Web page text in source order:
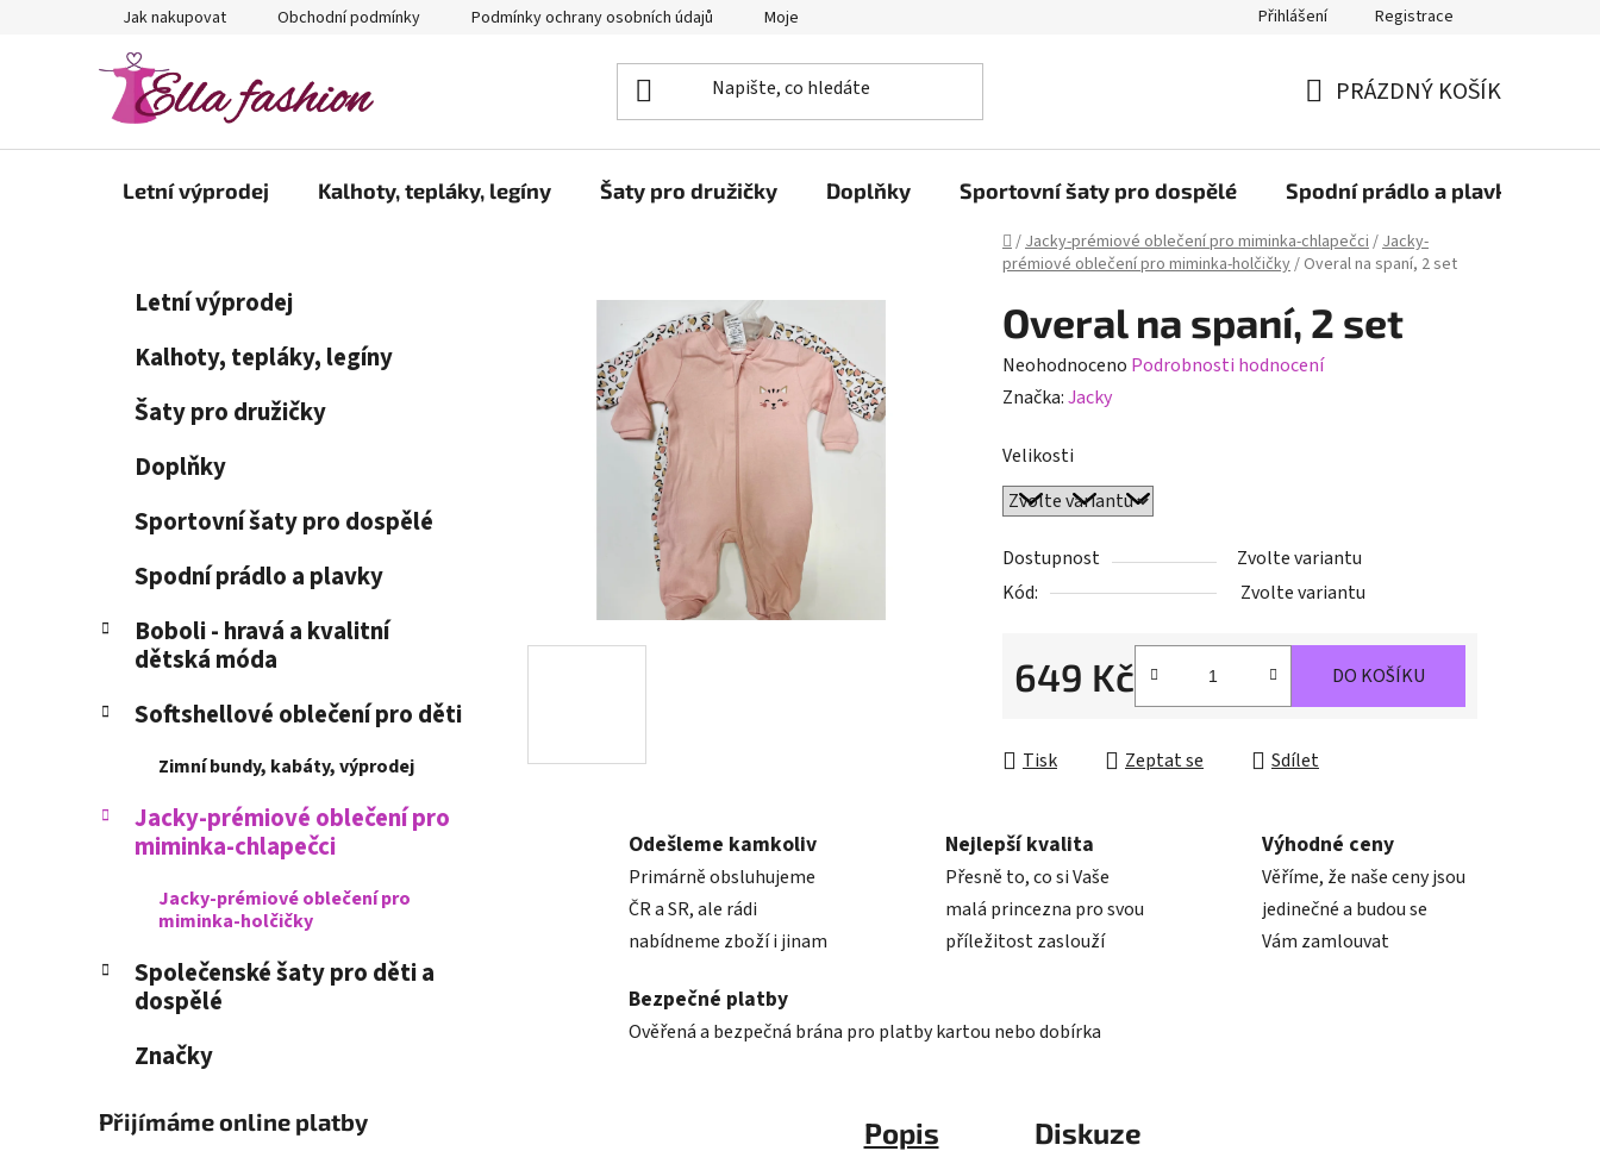
Jak nakupovat Obchodní podmínky Podmínky ochrany osobních údajů Moje objednávka Přihlášení Registrace
KOŠÍK
PRÁZDNÝ KOŠÍK
Letní výprodej Kalhoty, tepláky, legíny Šaty pro družičky Doplňky Sportovní šaty pro dospělé Spodní prádlo a plavky
Domů
/Jacky-prémiové oblečení pro miminka-chlapečci/Jacky-
prémiové oblečení pro miminka-holčičky/ Overal na spaní, 2 set
n
Přeskočit
kategorie
Letní výprodej
Kalhoty, tepláky, legíny
Šaty pro družičky
Doplňky
Sportovní šaty pro dospělé
Spodní prádlo a plavky
Boboli - hravá a kvalitní
dětská móda
Softshellové oblečení pro děti
Zimní bundy, kabáty, výprodej
Jacky-prémiové oblečení pro
miminka-chlapečci
Jacky-prémiové oblečení pro
miminka-holčičky
Společenské šaty pro děti a
dospělé
Značky
Přijímáme online platby
Overal na spaní, 2 set
Průměrné
hodnocení
je
0,0
z
5
hvězdiček.
Neohodnoceno Podrobnosti hodnocení
Značka:Jacky
Velikosti
Dostupnost
Zvolte variantu
Kód:
Zvolte variantu
649 Kč DO KOŠÍKU
Tisk Zeptat se Sdílet
Odešleme kamkoliv
Primárně obsluhujeme
ČR a SR, ale rádi
nabídneme zboží i jinam
Nejlepší kvalita
Přesně to, co si Vaše
malá princezna pro svou
příležitost zaslouží
Výhodné ceny
Věříme, že naše ceny jsou
jedinečné a budou se
Vám zamlouvat
Bezpečné platby
Ověřená a bezpečná brána pro platby kartou nebo dobírka
Popis Diskuze